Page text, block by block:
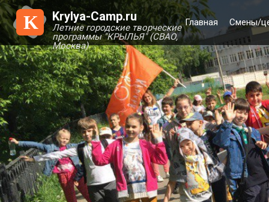
K Krylya-Camp.ru
Летние городские творческие
программы "КРЫЛЬЯ" (СВАО,
Москва)
Главная Смены/